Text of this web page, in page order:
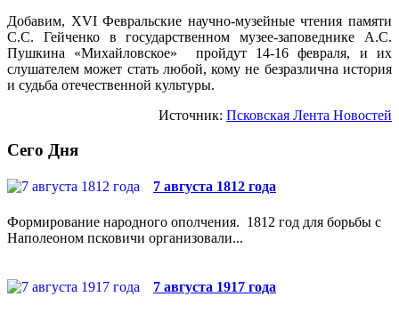
Добавим, ХVI Февральские научно-музейные чтения памяти
С.С. Гейченко в государственном музее-заповеднике А.С.
Пушкина «Михайловское» пройдут 14-16 февраля, и их
слушателем может стать любой, кому не безразлична история
и судьба отечественной культуры.
Источник: Псковская Лента Новостей
Сего Дня
7 августа 1812 года
Формирование народного ополчения. 1812 год для борьбы с
Наполеоном псковичи организовали...
7 августа 1917 года